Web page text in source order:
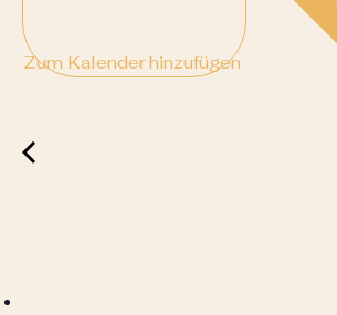
Zum Kalender hinzufügen